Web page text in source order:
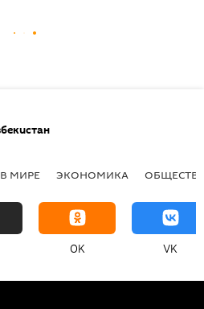
В МИРЕ ЭКОНОМИКА
OK VK